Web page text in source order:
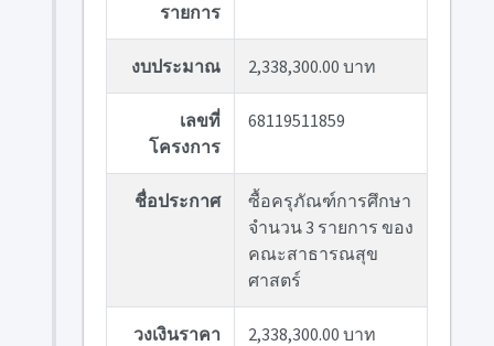
รายการ
งบประมาณ 2,338,300.00 บาท
เลขที่
โครงการ
68119511859
ชื่อประกาศ
ซื้อครุภัณฑ์การศึกษา
จำนวน 3 รายการ ของ
คณะสาธารณสุข
ศาสตร์
วงเงินราคา
2,338,300.00 บาท